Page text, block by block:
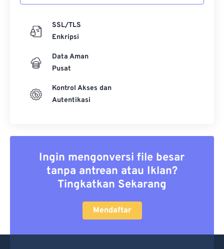
SSL/TLS
Enkripsi
Data Aman
Pusat
Kontrol Akses dan
Autentikasi
Ingin mengonversi file besar
tanpa antrean atau Iklan?
Tingkatkan Sekarang
Mendaftar